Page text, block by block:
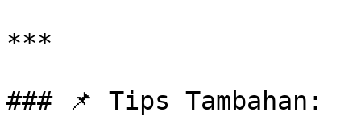
***
### 📌 Tips Tambahan: